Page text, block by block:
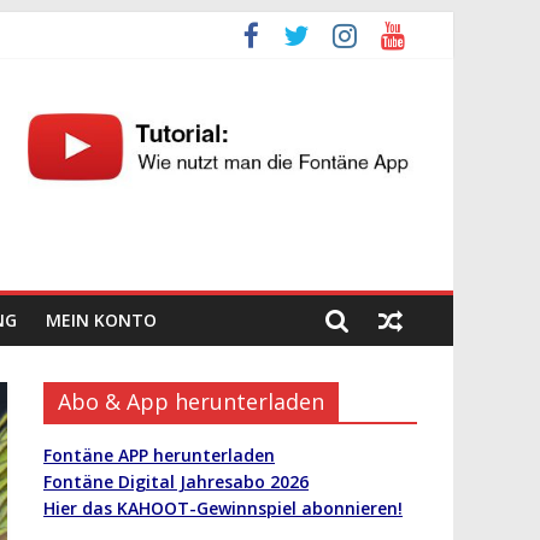
MEIN KONTO
Abo & App herunterladen
Fontäne APP herunterladen
Fontäne Digital Jahresabo 2026
Hier das KAHOOT-Gewinnspiel abonnieren!